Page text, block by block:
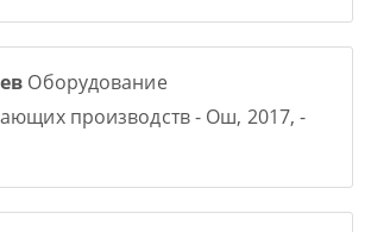
Оборудование
производств - Ош, 2017, -